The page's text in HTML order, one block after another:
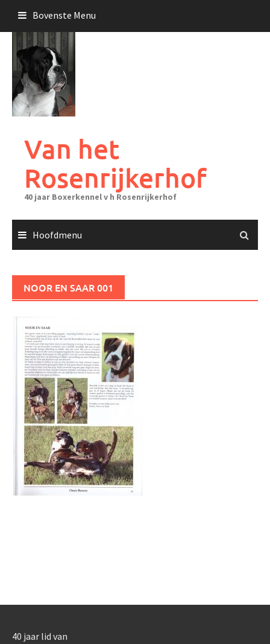
de
inhoud
Bovenste Menu
Van het
Rosenrijkerhof
40 jaar Boxerkennel v h Rosenrijkerhof
Hoofdmenu
NOOR EN SAAR 001
40 jaar lid van